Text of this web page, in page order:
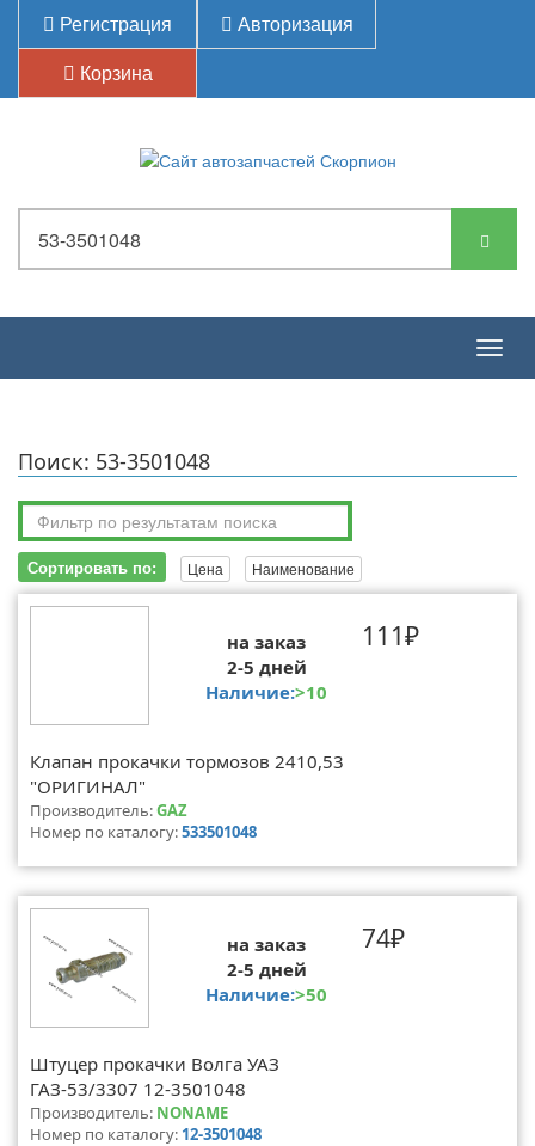
Регистрация
Авторизация
Корзина
Поиск: 53-3501048
Сортировать по: Цена Наименование
на заказ
2-5 дней
Наличие:>10
111₽
Клапан прокачки тормозов 2410,53
"ОРИГИНАЛ"
Производитель:GAZ
Номер по каталогу:533501048
на заказ
2-5 дней
Наличие:>50
74₽
Штуцер прокачки Волга УАЗ
ГАЗ-53/3307 12-3501048
Производитель: NONAME
Номер по каталогу: 12-3501048